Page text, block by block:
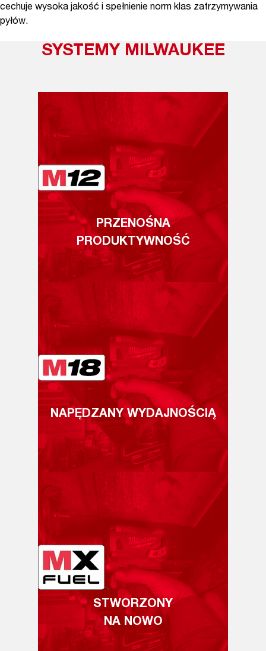
cechuje wysoka jakość i spełnienie norm klas zatrzymywania
pyłów.
SYSTEMY MILWAUKEE
PRZENOŚNA
PRODUKTYWNOŚĆ
NAPĘDZANY WYDAJNOŚCIĄ
STWORZONY
NA NOWO